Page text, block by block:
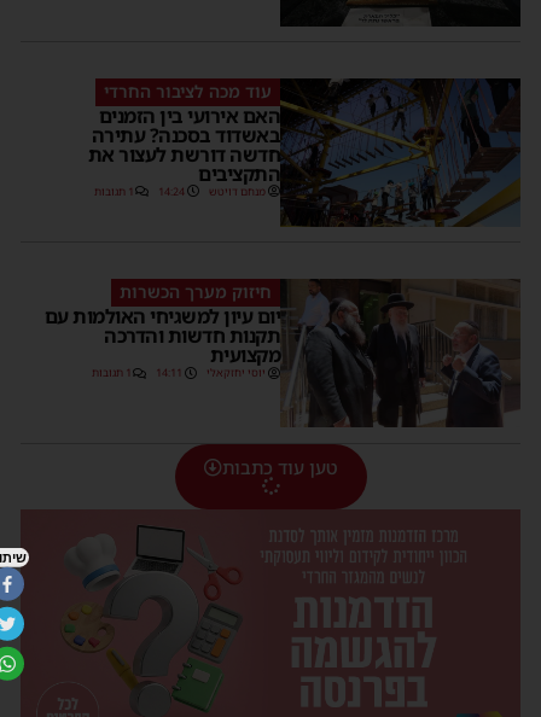
עוד מכה לציבור החרדי
האם אירועי בין הזמנים
באשדוד בסכנה? עתירה
חדשה דורשת לעצור את
התקציבים
מנחם דויטש 14:24 1 תגובות
חיזוק מערך הכשרות
יום עיון למשגיחי האולמות עם
תקנות חדשות והדרכה
מקצועית
יוסי יחזקאלי 14:11 1 תגובות
טען עוד כתבות
שיתוף